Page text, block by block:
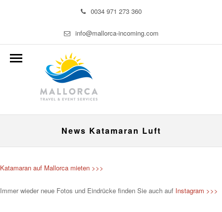
0034 971 273 360
info@mallorca-incoming.com
News Katamaran Luft
Katamaran auf Mallorca mieten >>>
Immer wieder neue Fotos und Eindrücke finden Sie auch auf Instagram >>>